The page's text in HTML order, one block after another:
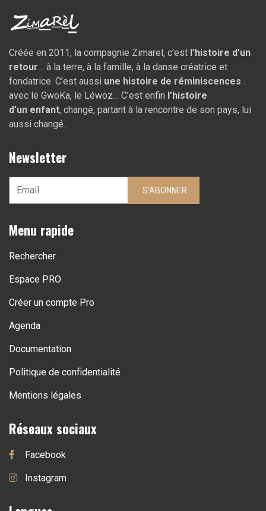
Créée en 2011, la compagnie Zimarel, c’est l’histoire d’un
retour … à la terre, à la famille, à la danse créatrice et
fondatrice. C’est aussi une histoire de réminiscences
avec le GwoKa, le Léwoz… C’est enfin l’histoire
d’un enfant, changé, partant à la rencontre de son pays, lui
aussi changé…
Newsletter
S'ABONNER
Menu rapide
Rechercher
Espace PRO
Créer un compte Pro
Agenda
Documentation
Politique de confidentialité
Mentions légales
Réseaux sociaux
Facebook
Instagram